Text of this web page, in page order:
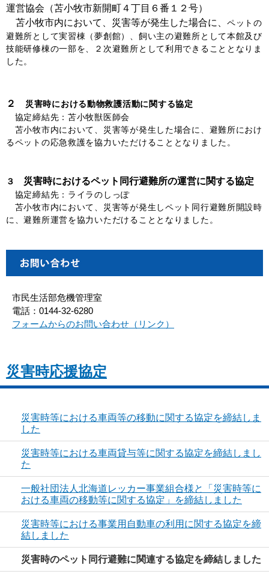
運営協会（苫小牧市新開町４丁目６番１２号）
苫小牧市内において、災害等が発生した場合に、 ペットの
避難所として実習棟（夢創館）、飼い主の避難所として本館及び
技能研修棟の一部を、
２次避難所として利用できることとなりま
した。
２ 災害時における動物救護活動に関する協定
協定締結先：苫小牧獣医師会
苫小牧市内において、災害等が発生した場合に、避難所におけ
るペットの応急救護を協力いただけることとなりました。
３ 災害時におけるペット同行避難所の運営に関する協定
協定締結先：ライラのしっぽ
苫小牧市内において、災害等が発生しペット同行避難所開設時
に、避難所運営を協力 いただけることとなりました。
市民生活部危機管理室
電話：0144-32-6280
フォームからのお問い合わせ（リンク）
災害時応援協定
災害時等における車両等の移動に関する協定を締結しま
した
災害時等における車両貸与等に関する協定を締結しまし
た
一般社団法人北海道レッカー事業組合様と「災害時等に
おける車両の移動等に関する協定」を締結しました
災害時等における事業用自動車の利用に関する協定を締
結しました
災害時のペット同行避難に関連する協定を締結しました